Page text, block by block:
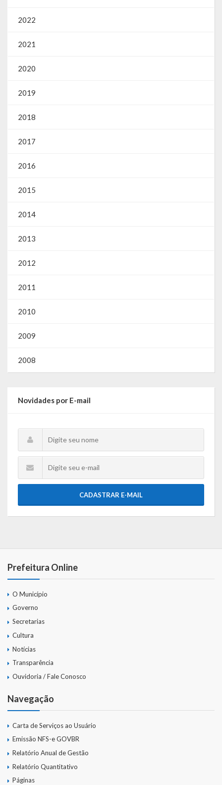
Gestão Educação – Educar Web
Webmail
2022
2021
2020
2019
2018
2017
2016
2015
2014
2013
2012
2011
2010
2009
2008
Novidades por E-mail
CADASTRAR E-MAIL
Prefeitura Online
O Município
Governo
Secretarias
Cultura
Notícias
Transparência
Ouvidoria / Fale Conosco
Navegação
Carta de Serviços ao Usuário
Emissão NFS-e GOVBR
Relatório Anual de Gestão
Relatório Quantitativo
Páginas